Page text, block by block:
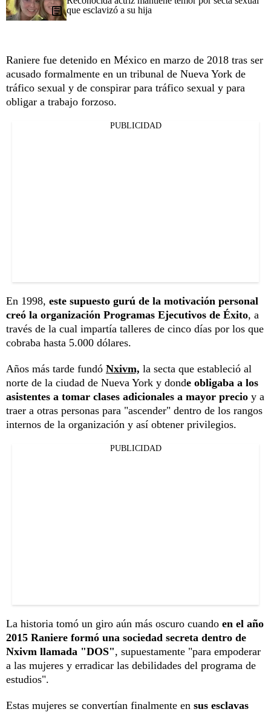
que esclavizó a su hija
Raniere fue detenido en México en marzo de 2018 tras ser
acusado formalmente en un tribunal de Nueva York de
tráfico sexual y de conspirar para tráfico sexual y para
obligar a trabajo forzoso.
PUBLICIDAD
En 1998, este supuesto gurú de la motivación personal
creó la organización Programas Ejecutivos de Éxito, a
través de la cual impartía talleres de cinco días por los que
cobraba hasta 5.000 dólares.
Años más tarde fundó Nxivm, la secta que estableció al
norte de la ciudad de Nueva York y donde obligaba a los
asistentes a tomar clases adicionales a mayor precio y a
traer a otras personas para "ascender" dentro de los rangos
internos de la organización y así obtener privilegios.
PUBLICIDAD
La historia tomó un giro aún más oscuro cuando en el año
2015 Raniere formó una sociedad secreta dentro de
Nxivm llamada "DOS", supuestamente "para empoderar
a las mujeres y erradicar las debilidades del programa de
estudios".
Estas mujeres se convertían finalmente en sus esclavas